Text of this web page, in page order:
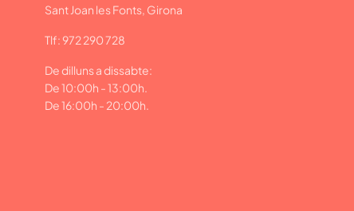
Sant Joan les Fonts, Girona
Tlf: 972 290 728
De dilluns a dissabte:
De 10:00h - 13:00h.
De 16:00h - 20:00h.